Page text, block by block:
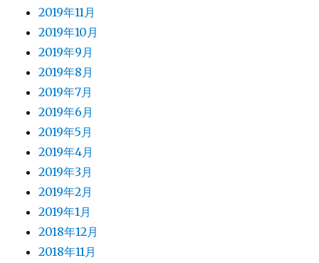
2019年11月
2019年10月
2019年9月
2019年8月
2019年7月
2019年6月
2019年5月
2019年4月
2019年3月
2019年2月
2019年1月
2018年12月
2018年11月